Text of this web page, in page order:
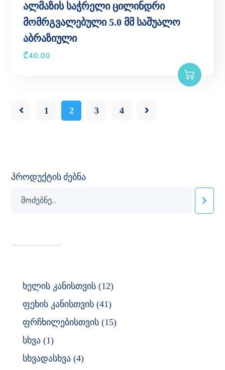
ალმაზის საჭრელი ცილინდრი
მომრგვალებული 5.0 მმ საშუალო
აბრაზიული
₾40.00
1 2 3 4
პროდუქტის ძებნა
ხელის კანისთვის 12
ფეხის კანისთვის 41
ფრჩხილებისთვის 15
სხვა 1
სხვადასხვა 4